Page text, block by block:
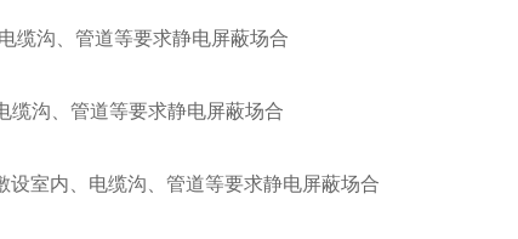
缆沟、管道等要求静电屏蔽场合
缆沟、管道等要求静电屏蔽场合
室内、电缆沟、管道等要求静电屏蔽场合